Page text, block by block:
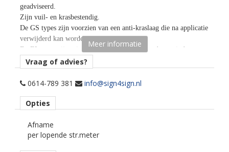
geadviseerd.
Zijn vuil- en krasbestendig.
De GS types zijn voorzien van een anti-kraslaag die na applicatie
verwijderd kan worden.
De EL types zijn minder krasbestendig en daardoor minder
geschikt voor horizontale toepassingen.
Door de air free lijmtechnologie zijn luchtinsluitingen
gemakkelijk weg te rakelen en kan de folie snel en eenvoudig
122 cm cm.
Meer informatie
Vraag of advies?
0614-789 381 info@sign4sign.nl
Opties
Afname
per lopende str.meter